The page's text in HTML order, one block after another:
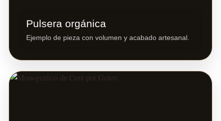
Pulsera orgánica
Ejemplo de pieza con volumen y acabado artesanal.